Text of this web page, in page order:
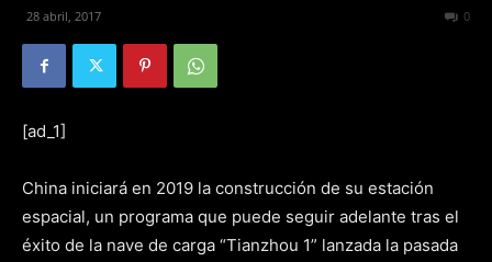
28 abril, 2017 0
[ad_1]
China iniciará en 2019 la construcción de su estación
espacial, un programa que puede seguir adelante tras el
éxito de la nave de carga “Tianzhou 1” lanzada la pasada